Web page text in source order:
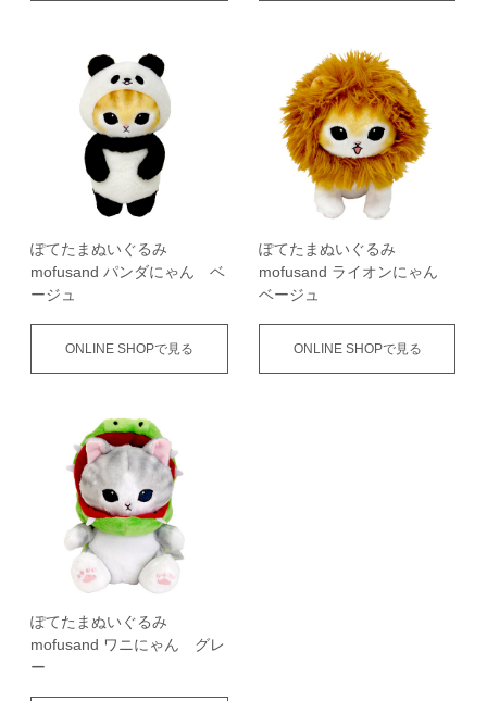
ぽてたまぬいぐるみ
mofusand パンダにゃん ベ
ージュ
ONLINE SHOPで見る
ぽてたまぬいぐるみ
mofusand ライオンにゃん
ベージュ
ONLINE SHOPで見る
ぽてたまぬいぐるみ
mofusand ワニにゃん グレ
ー